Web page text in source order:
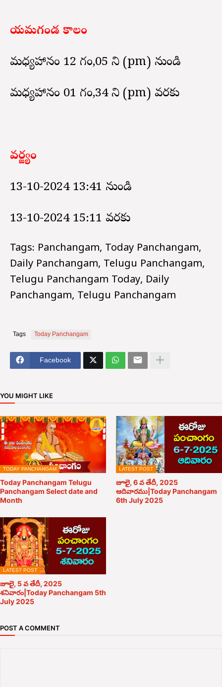
యమగండ కాలం
మధ్యహానం 12 గం,05 ని (pm) నుండి
మధ్యహానం 01 గం,34 ని (pm) వరకు
వర్జ్యం
13-10-2024 13:41 నుండి
13-10-2024 15:11 వరకు
Tags: Panchangam, Today Panchangam,
Daily Panchangam, Telugu Panchangam,
Telugu Panchangam Today, Daily
Panchangam, Telugu Panchangam
Tags Today Panchangam
Facebook
YOU MIGHT LIKE
TODAY PANCHANGAM
Today Panchangam Telugu
Panchangam Select date and
Month
LATEST POST
జూలై, 6 వ తేదీ, 2025
ఆదివారము|Today Panchangam
6th July 2025
LATEST POST
జూలై, 5 వ తేదీ, 2025
శనివారం|Today Panchangam 5th
July 2025
POST A COMMENT